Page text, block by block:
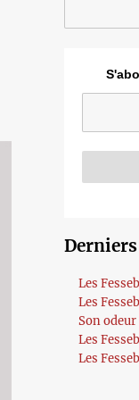
Les
Les
Son
Les
Les